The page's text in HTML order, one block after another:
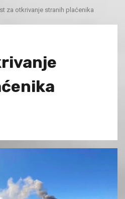
za otkrivanje stranih plaćenika